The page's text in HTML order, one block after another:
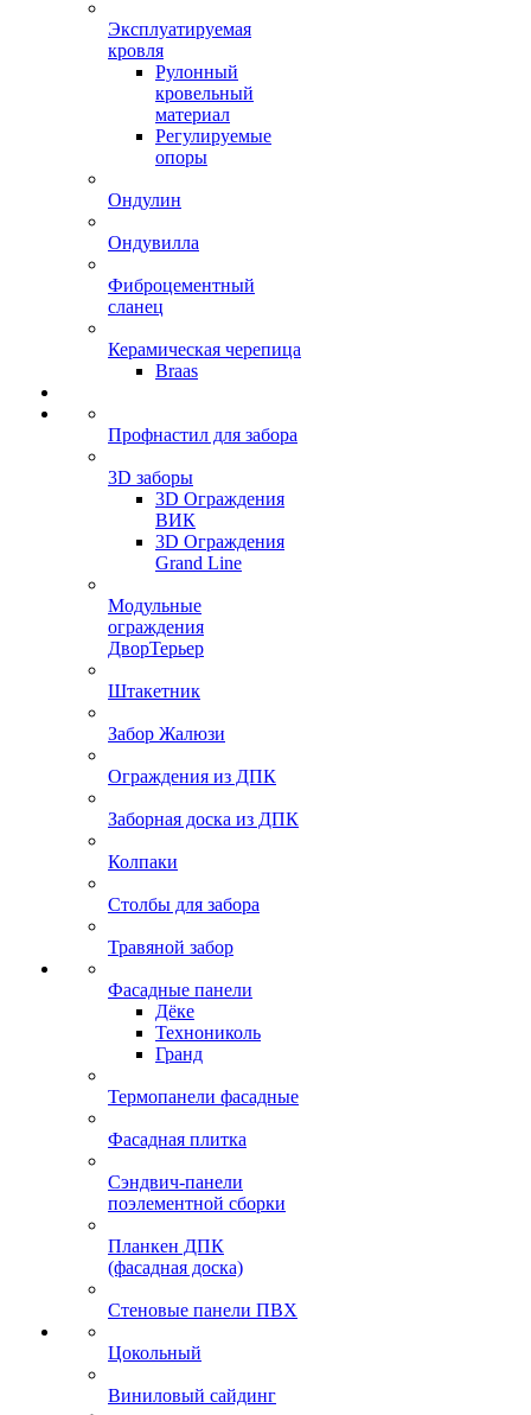
Эксплуатируемая
кровля
Рулонный
кровельный
материал
Регулируемые
опоры
Ондулин
Ондувилла
Фиброцементный
сланец
Керамическая черепица
Braas
Профнастил для забора
3D заборы
3D Ограждения
ВИК
3D Ограждения
Grand Line
Модульные
ограждения
ДворТерьер
Штакетник
Забор Жалюзи
Ограждения из ДПК
Заборная доска из ДПК
Колпаки
Столбы для забора
Травяной забор
Фасадные панели
Дёке
Технониколь
Гранд
Термопанели фасадные
Фасадная плитка
Сэндвич-панели
поэлементной сборки
Планкен ДПК
(фасадная доска)
Стеновые панели ПВХ
Цокольный
Виниловый сайдинг